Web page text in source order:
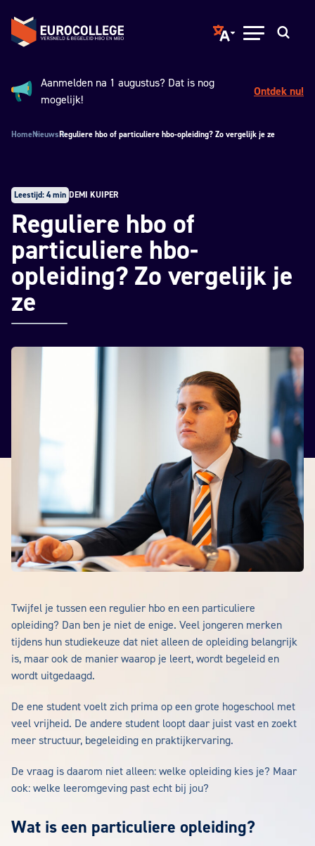
Spring naar hoofdinhoud
Terug naar de homepage
Translate page to
Open menu
Aankondiging:
Aanmelden na 1 augustus? Dat is nog
mogelijk!
Ontdek nu!
HomeNieuwsReguliere hbo of particuliere hbo-opleiding? Zo vergelijk je ze
Leestijd: 4 min DEMI KUIPER
Reguliere hbo of
particuliere hbo-
opleiding? Zo vergelijk je
ze
Twijfel je tussen een regulier hbo en een particuliere
opleiding? Dan ben je niet de enige. Veel jongeren merken
tijdens hun studiekeuze dat niet alleen de opleiding belangrijk
is, maar ook de manier waarop je leert, wordt begeleid en
wordt uitgedaagd.
De ene student voelt zich prima op een grote hogeschool met
veel vrijheid. De andere student loopt daar juist vast en zoekt
meer structuur, begeleiding en praktijkervaring.
De vraag is daarom niet alleen: welke opleiding kies je? Maar
ook: welke leeromgeving past echt bij jou?
Wat is een particuliere opleiding?